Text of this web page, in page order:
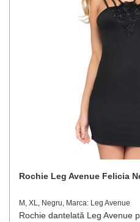
Rochie Leg Avenue Felicia
M, XL, Negru, Marca: Leg Avenue
Rochie dantelată Leg Avenue